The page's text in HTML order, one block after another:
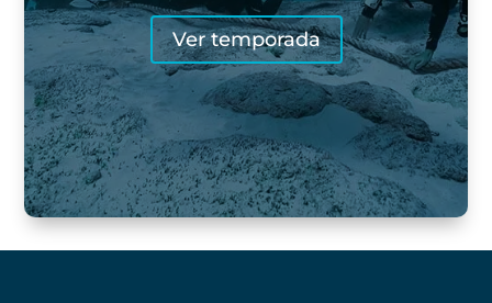
Ver temporada